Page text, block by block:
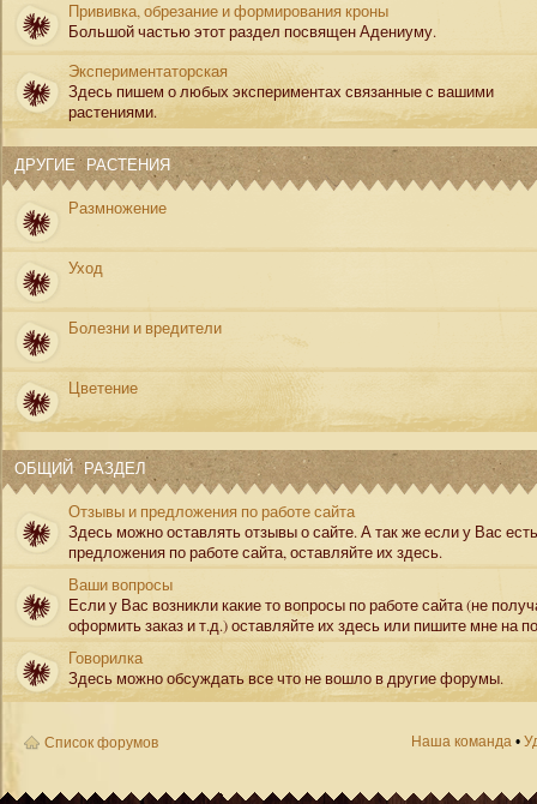
Прививка, обрезание и формирования кроны
Большой частью этот раздел посвящен Адениуму.
Экспериментаторская
Здесь пишем о любых экспериментах связанные с вашими
растениями.
ДРУГИЕ РАСТЕНИЯ
Размножение
Уход
Болезни и вредители
Цветение
ОБЩИЙ РАЗДЕЛ
Отзывы и предложения по работе сайта
Здесь можно оставлять отзывы о сайте. А так же если у Вас есть
предложения по работе сайта, оставляйте их здесь.
Ваши вопросы
Если у Вас возникли какие то вопросы по работе сайта (не
оформить заказ и т.д.) оставляйте их здесь или пишите мне на
Говорилка
Здесь можно обсуждать все что не вошло в другие форумы.
Список форумов Наша команда •